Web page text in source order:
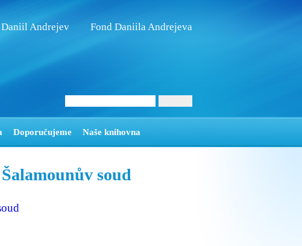
Daniil Andrejev Fond Daniila Andrejeva
Doporučujeme Naše knihovna
Šalamounův soud